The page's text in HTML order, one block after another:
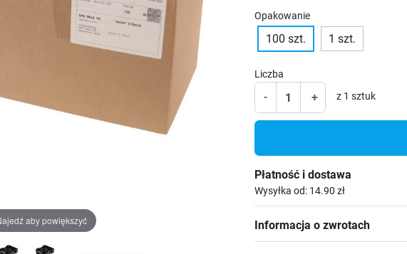
aby powiększyć
Opakowanie
100 szt. 1 szt.
Liczba
- + z 1 sztuk
Płatność i dostawa
Wysyłka od: 14.90 zł
Informacja o zwrotach